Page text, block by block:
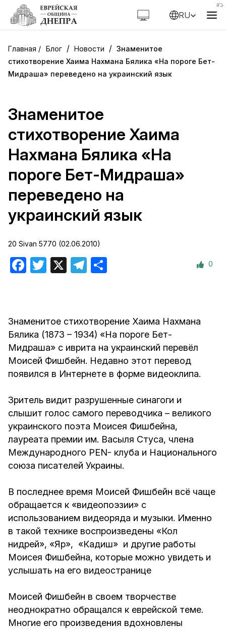
RU
Блог / Новости / Знаменитое
стихотворение Хаима Нахмана Бялика «На пороге Бет-
Мидраша» переведено на украинский язык
Знаменитое
стихотворение Хаима
Нахмана Бялика «На
пороге Бет-Мидраша»
переведено на
украинский язык
20 Sivan 5770 (02.06.2010)
Facebook
Twitter Telegram 0
Знаменитое стихотворение Хаима Нахмана
Бялика (1873 – 1934) «На пороге Бет-
Мидраша» с иврита на украинский перевёл
Моисей Фишбейн. Недавно этот перевод
появился в Интернете в форме видеоклипа.
Зритель видит разрушенные синагоги и
слышит голос самого переводчика – великого
украинского поэта Моисея Фишбейна,
лауреата премии им. Васыля Стуса, члена
Международного PEN- клуба и Национального
союза писателей Украины.
В последнее время Моисей Фишбейн всё чаще
обращается к «видеопоэзии» с
использованием видеоряда и музыки. Именно
в такой технике воспроизведены «Кол
нидрей», «Яр», «Кадиш» и другие работы
Моисея Фишбейна, которые можно увидеть и
услышать на его видеостранице
Моисей Фишбейн в своем творчестве
неоднократно обращался к еврейской теме.
Многие его произведения вдохновлены